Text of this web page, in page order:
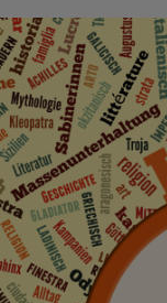
g
a
t
i
o
n